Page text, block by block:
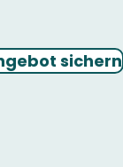
sichern